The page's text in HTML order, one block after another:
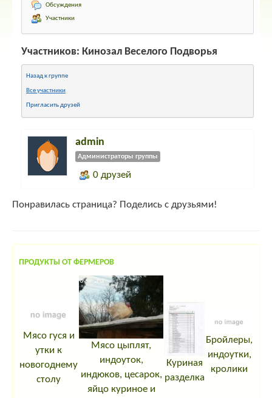
Обсуждения
Участники
Участников: Кинозал Веселого Подворья
Назад к группе
Все участники
Пригласить друзей
admin
Администраторы группы
0 друзей
Понравилась страница? Поделись с друзьями!
ПРОДУКТЫ ОТ ФЕРМЕРОВ
Мясо гуся и
утки к
новогоднему
столу
Мясо цыплят,
индоуток,
индюков, цесарок,
яйцо куриное и
Куриная
разделка
Бройлеры,
индоутки,
кролики